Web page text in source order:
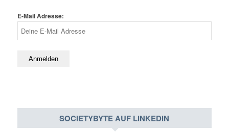
E-Mail Adresse:
SOCIETYBYTE AUF LINKEDIN